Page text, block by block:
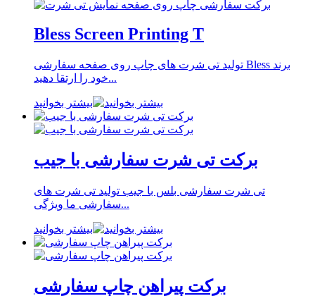
Bless Screen Printing T
تولید تی شرت های چاپ روی صفحه سفارشی Bless برند
خود را ارتقا دهید...
بیشتر بخوانید
برکت تی شرت سفارشی با جیب
تی شرت سفارشی بلس با جیب تولید تی شرت های
سفارشی ما ویژگی...
بیشتر بخوانید
برکت پیراهن چاپ سفارشی